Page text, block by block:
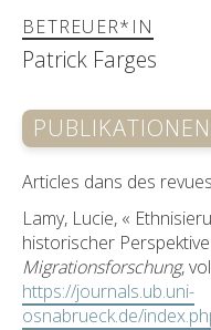
BETREUER*IN
Patrick Farges
PUBLIKATIONEN
Articles dans des
Lamy, Lucie, «
historischer
Migrationsforschung,
https://journals.ub.uni-
osnabrueck.de/